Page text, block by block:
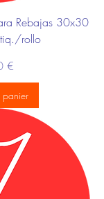
Rebajas 30x30
rollo
€
panier